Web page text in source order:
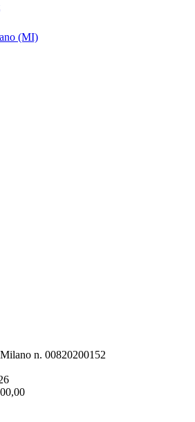
(MI)
n. 00820200152